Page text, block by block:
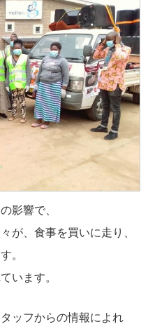
影響で、
が、食事を買いに走り、
。
います。
ッフからの情報によれ